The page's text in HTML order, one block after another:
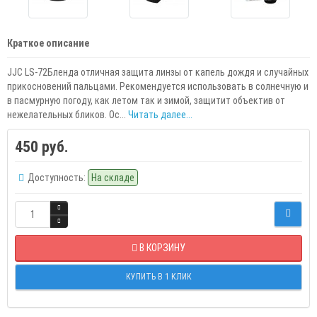
Краткое описание
JJC LS-72Бленда отличная защита линзы от капель дождя и случайных
прикосновений пальцами. Рекомендуется использовать в солнечную и
в пасмурную погоду, как летом так и зимой, защитит объектив от
нежелательных бликов. Ос... Читать далее...
450 руб.
Доступность: На складе
В КОРЗИНУ
КУПИТЬ В 1 КЛИК